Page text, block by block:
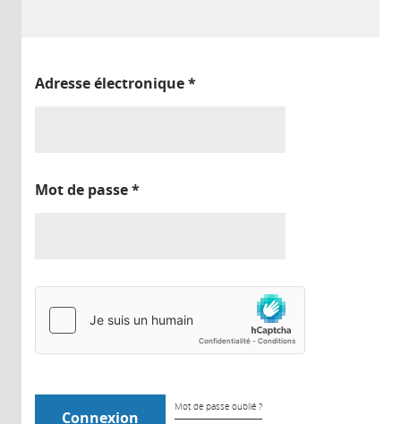
Adresse électronique*
Mot de passe*
Mot de passe oublié ?